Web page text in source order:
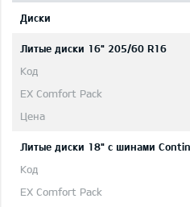
Диски
Литые диски 16" 205/60 R16
Литые диски 18" с шинами